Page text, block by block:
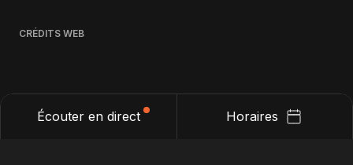
Écouter en direct Horaires
CRÉDITS WEB